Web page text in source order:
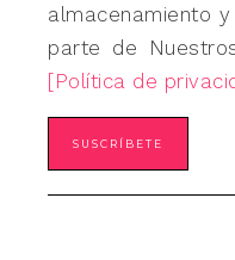
almacenamiento
parte de
[Política de